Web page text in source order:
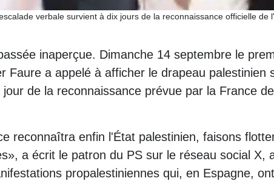
verbale survient à dix jours de la reconnaissance officielle de
inaperçue. Dimanche 14 septembre le
Faure a appelé à afficher le drapeau palestinien
de la reconnaissance prévue par la France
reconnaîtra enfin l'État palestinien, faisons
a écrit le patron du PS sur le réseau social X,
propalestiniennes qui, en Espagne, ont